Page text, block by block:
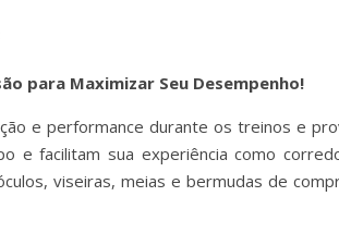
para Maximizar Seu Desempenho!
e performance durante os treinos e
e facilitam sua experiência como
viseiras, meias e bermudas de